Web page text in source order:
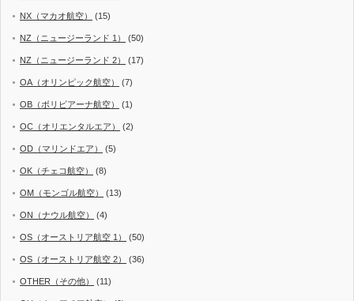
NX（マカオ航空） (15)
NZ（ニュージーランド 1） (50)
NZ（ニュージーランド 2） (17)
OA（オリンピック航空） (7)
OB（ボリビアーナ航空） (1)
OC（オリエンタルエア） (2)
OD（マリンドエア） (5)
OK（チェコ航空） (8)
OM（モンゴル航空） (13)
ON（ナウル航空） (4)
OS（オーストリア航空 1） (50)
OS（オーストリア航空 2） (36)
OTHER（その他） (11)